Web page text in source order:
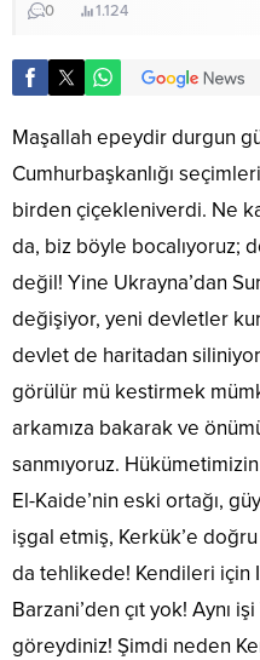
0 1.124
Maşallah epeydir durgun
Cumhurbaşkanlığı
birden çiçekleniverdi. Ne
da, biz böyle bocalıyoruz;
değil! Yine Ukrayna’dan
değişiyor, yeni devletler
devlet de haritadan
görülür mü kestirmek
arkamıza bakarak ve
sanmıyoruz.
El-Kaide’nin eski ortağı,
işgal etmiş, Kerkük’e
da tehlikede! Kendileri için
Barzani’den çıt yok! Aynı
göreydiniz! Şimdi neden